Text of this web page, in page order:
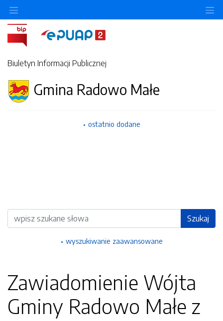
Biuletyn Informacji Publicznej
Gmina Radowo Małe
ostatnio dodane
Wyszukiwarka Szukaj
wyszukiwanie zaawansowane
Zawiadomienie Wójta
Gminy Radowo Małe z